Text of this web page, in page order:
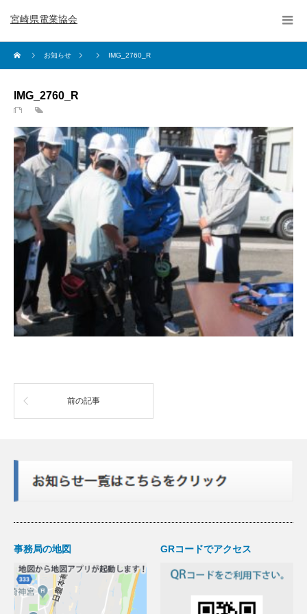
宮崎県電業協会
お知らせ IMG_2760_R
IMG_2760_R
前の記事
事務局の地図 GRコードでアクセス